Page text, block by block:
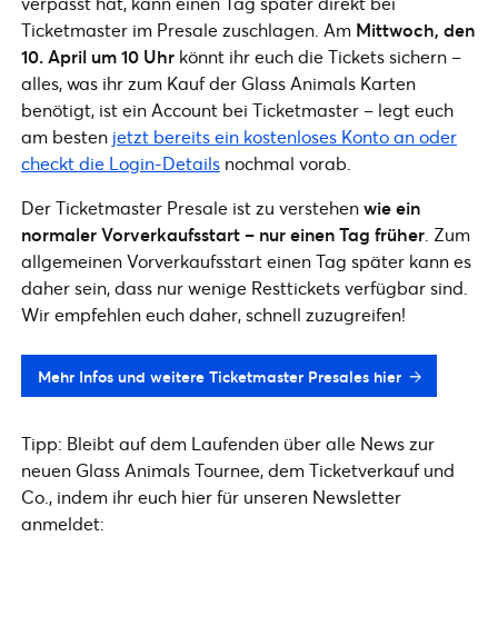
Ticketmaster im Presale zuschlagen. Am Mittwoch, den
10. April um 10 Uhr könnt ihr euch die Tickets sichern –
alles, was ihr zum Kauf der Glass Animals Karten
benötigt, ist ein Account bei Ticketmaster – legt euch
am besten jetzt bereits ein kostenloses Konto an oder
checkt die Login-Details nochmal vorab.
Der Ticketmaster Presale ist zu verstehenwie ein
normaler Vorverkaufsstart – nur einen Tag früher . Zum
allgemeinen Vorverkaufsstart einen Tag später kann es
daher sein, dass nur wenige Resttickets verfügbar sind.
Wir empfehlen euch daher, schnell zuzugreifen!
Mehr Infos und weitere Ticketmaster Presales hier
Tipp: Bleibt auf dem Laufenden über alle News zur
neuen Glass Animals Tournee, dem Ticketverkauf und
Co., indem ihr euch hier für unseren Newsletter
anmeldet: